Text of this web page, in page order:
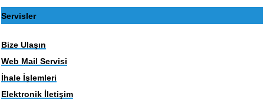
Servisler
Bize Ulaşın
Web Mail Servisi
İhale İşlemleri
Elektronik İletişim